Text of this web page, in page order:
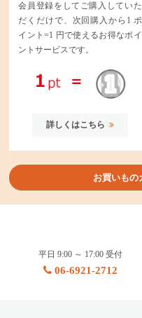
会員登録をしてご購入していた
だくだけで、次回購入から1 ポ
イント=1 円で使えるお得なポイ
ントサービスです。
詳しくはこちら
お買いもの
平日 9:00 ～ 17:00 受付
06-6921-2712